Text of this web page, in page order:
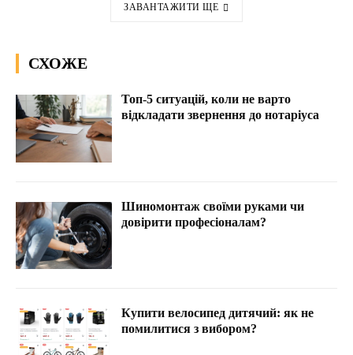
ЗАВАНТАЖИТИ ЩЕ
СХОЖЕ
Топ-5 ситуацій, коли не варто
відкладати звернення до нотаріуса
Шиномонтаж своїми руками чи
довірити професіоналам?
Купити велосипед дитячий: як не
помилитися з вибором?